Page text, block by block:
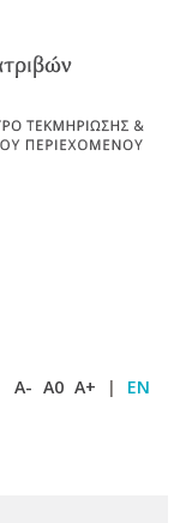
A- A0 A+ | EN